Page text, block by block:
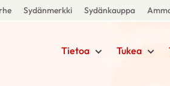
Sydänmerkki Sydänkauppa
Tietoa Tukea